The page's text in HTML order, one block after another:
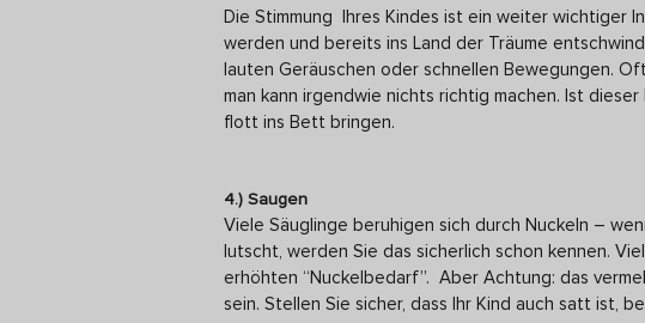
Die Stimmung Ihres Kindes ist ein weiter wichtiger
werden und bereits ins Land der Träume
lauten Geräuschen oder schnellen Bewegungen.
man kann irgendwie nichts richtig machen. Ist
flott ins Bett bringen.
4.) Saugen
Viele Säuglinge beruhigen sich durch Nuckeln –
lutscht, werden Sie das sicherlich schon kennen.
erhöhten “Nuckelbedarf”. Aber Achtung: das
sein. Stellen Sie sicher, dass Ihr Kind auch satt ist,